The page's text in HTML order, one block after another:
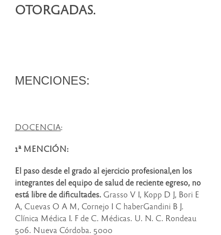
OTORGADAS.
MENCIONES:
DOCENCIA:
1ª MENCIÓN:
El paso desde el grado al ejercicio profesional,en los
integrantes del equipo de salud de reciente egreso, no
está libre de dificultades. Grasso V I, Kopp D J, Bori E
A, Cuevas O A M, Cornejo I C haberGandini B J.
Clínica Médica I. F de C. Médicas. U. N. C. Rondeau
506. Nueva Córdoba. 5000